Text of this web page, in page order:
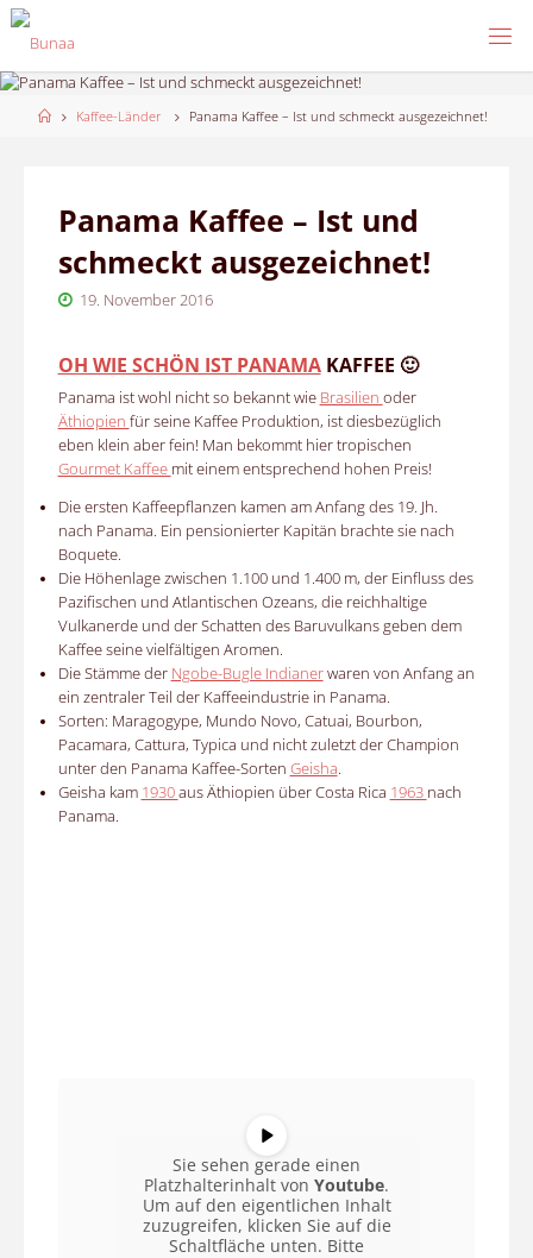
Skip
to
HomeKaffee-Länder Panama Kaffee – Ist und schmeckt ausgezeichnet!
Panama Kaffee – Ist und
schmeckt ausgezeichnet!
19. November 2016
OH WIE SCHÖN IST PANAMAKAFFEE 🙂
Panama ist wohl nicht so bekannt wie Brasilien oder
Äthiopien für seine Kaffee Produktion, ist diesbezüglich
eben klein aber fein! Man bekommt hier tropischen
Gourmet Kaffee mit einem entsprechend hohen Preis!
Die ersten Kaffeepflanzen kamen am Anfang des 19. Jh.
nach Panama. Ein pensionierter Kapitän brachte sie nach
Boquete.
Die Höhenlage zwischen 1.100 und 1.400 m, der Einfluss des
Pazifischen und Atlantischen Ozeans, die reichhaltige
Vulkanerde und der Schatten des Baruvulkans geben dem
Kaffee seine vielfältigen Aromen.
Die Stämme der Ngobe-Bugle Indianerwaren von Anfang an
ein zentraler Teil der Kaffeeindustrie in Panama.
Sorten: Maragogype, Mundo Novo, Catuai, Bourbon,
Pacamara, Cattura, Typica und nicht zuletzt der Champion
unter den Panama Kaffee-Sorten Geisha.
Gei­­s­ha kam 1930aus Äthiopien über Costa Rica 1963 nach
Pa­na­­ma.
Sie sehen gerade einen
Platzhalterinhalt von Youtube.
Um auf den eigentlichen Inhalt
zuzugreifen, klicken Sie auf die
Schaltfläche unten. Bitte